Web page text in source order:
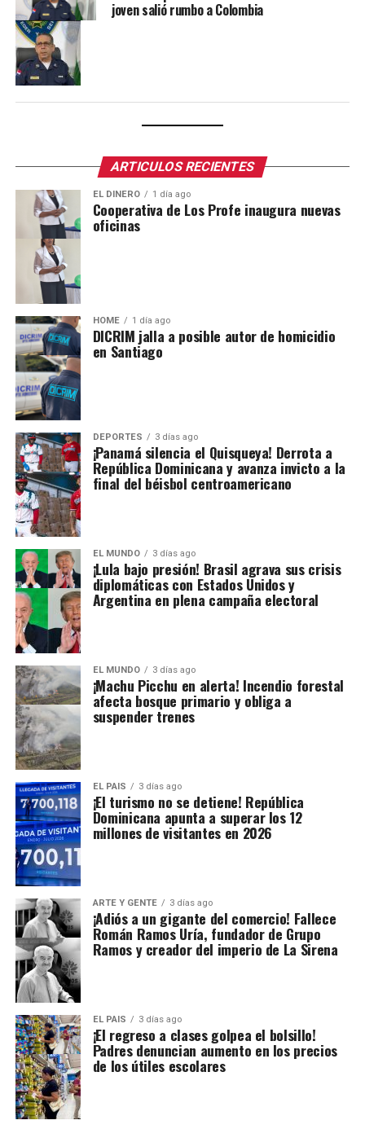
joven salió rumbo a Colombia
ARTICULOS RECIENTES
EL DINERO 1 día ago
Cooperativa de Los Profe inaugura nuevas
oficinas
HOME 1 día ago
DICRIM jalla a posible autor de homicidio
en Santiago
DEPORTES 3 días ago
¡Panamá silencia el Quisqueya! Derrota a
República Dominicana y avanza invicto a la
final del béisbol centroamericano
EL MUNDO 3 días ago
¡Lula bajo presión! Brasil agrava sus crisis
diplomáticas con Estados Unidos y
Argentina en plena campaña electoral
EL MUNDO 3 días ago
¡Machu Picchu en alerta! Incendio forestal
afecta bosque primario y obliga a
suspender trenes
EL PAIS 3 días ago
¡El turismo no se detiene! República
Dominicana apunta a superar los 12
millones de visitantes en 2026
ARTE Y GENTE 3 días ago
¡Adiós a un gigante del comercio! Fallece
Román Ramos Uría, fundador de Grupo
Ramos y creador del imperio de La Sirena
EL PAIS 3 días ago
¡El regreso a clases golpea el bolsillo!
Padres denuncian aumento en los precios
de los útiles escolares